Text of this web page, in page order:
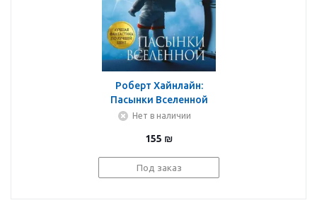
Роберт Хайнлайн:
Пасынки Вселенной
Нет в наличии
155 ₪
Под заказ